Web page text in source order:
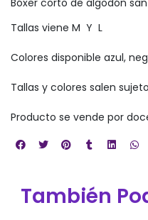
Tallas viene M Y L
Colores disponible azul,
Tallas y colores salen
Producto se vende por
También